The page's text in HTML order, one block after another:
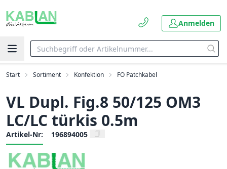
Anmelden
Start Sortiment Konfektion FO Patchkabel
VL Dupl. Fig.8 50/125 OM3
LC/LC türkis 0.5m
Artikel-Nr: 196894005